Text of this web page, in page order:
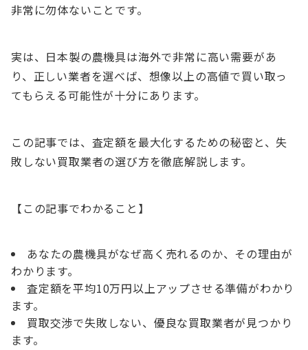
非常に勿体ないことです。
実は、日本製の農機具は海外で非常に高い需要があ
り、正しい業者を選べば、想像以上の高値で買い取っ
てもらえる可能性が十分にあります。
この記事では、査定額を最大化するための秘密と、失
敗しない買取業者の選び方を徹底解説します。
【この記事でわかること】
あなたの農機具がなぜ高く売れるのか、その理由が
わかります。
査定額を平均10万円以上アップさせる準備がわかり
ます。
買取交渉で失敗しない、優良な買取業者が見つかり
ます。